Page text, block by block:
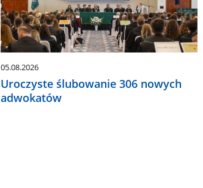
05.08.2026
Uroczyste ślubowanie 306 nowych
adwokatów